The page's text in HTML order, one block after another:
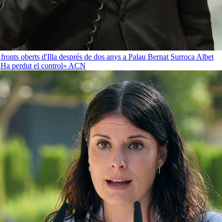
oberts d'Illa després de dos anys a Palau Bernat Surroca Albet
perdut el control» ACN